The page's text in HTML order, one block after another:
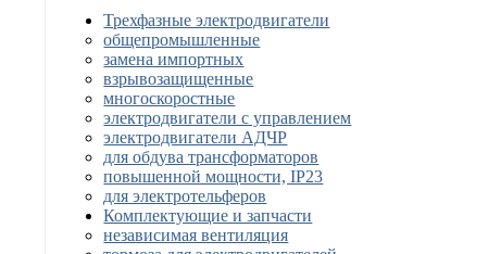
Трехфазные электродвигатели
общепромышленные
замена импортных
взрывозащищенные
многоскоростные
электродвигатели с управлением
электродвигатели АДЧР
для обдува трансформаторов
повышенной мощности, IP23
для электротельферов
Комплектующие и запчасти
независимая вентиляция